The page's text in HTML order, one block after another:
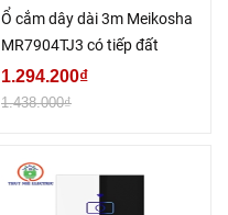
Ổ cắm dây dài 3m Meikosha
MR7904TJ3 có tiếp đất
1.294.200₫
1.438.000₫